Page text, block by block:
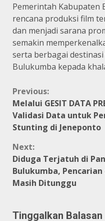
Pemerintah Kabupaten
rencana produksi film
dan menjadi sarana
semakin
serta berbagai
Bulukumba kepada
Continue
Reading
Previous:
Melalui GESIT DATA
Validasi Data untuk
Stunting di Jeneponto
Next:
Diduga Terjatuh di
Bulukumba,
Masih Ditunggu
Tinggalkan Balasan